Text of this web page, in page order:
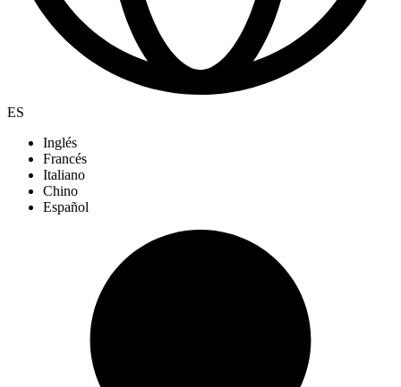
ES
Inglés
Francés
Italiano
Chino
Español